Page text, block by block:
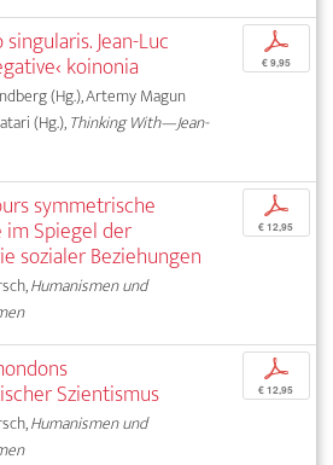
Jean-Luc
koinonia
(Hg.), Artemy Magun
(Hg.),Thinking With—Jean-
p
€ 9,95
symmetrische
Spiegel der
sozialer Beziehungen
Humanismen und
p
€ 12,95
Szientismus
Humanismen und
p
€ 12,95